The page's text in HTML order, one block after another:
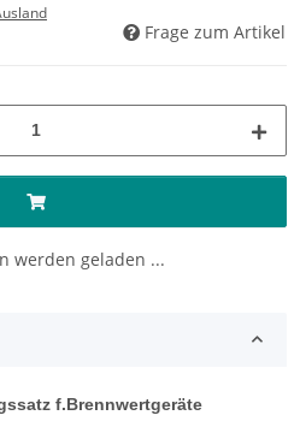
Frage zum Artikel
werden geladen ...
f.Brennwertgeräte